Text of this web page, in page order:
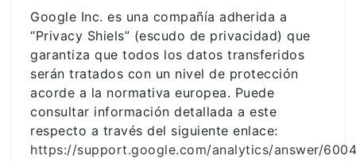
Google Inc. es una compañía adherida a
“Privacy Shiels” (escudo de privacidad) que
garantiza que todos los datos transferidos
serán tratados con un nivel de protección
acorde a la normativa europea. Puede
consultar información detallada a este
respecto a través del siguiente enlace:
https://support.google.com/analytics/answer/